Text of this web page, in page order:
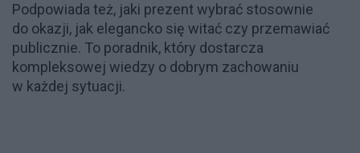
Podpowiada też, jaki prezent wybrać stosownie
do okazji, jak elegancko się witać czy przemawiać
publicznie. To poradnik, który dostarcza
kompleksowej wiedzy o dobrym zachowaniu
w każdej sytuacji.